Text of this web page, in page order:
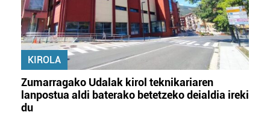
KIROLA
Zumarragako Udalak kirol teknikariaren
lanpostua aldi baterako betetzeko deialdia ireki
du